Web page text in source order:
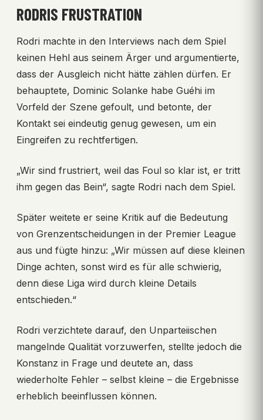
RODRIS FRUSTRATION
Rodri machte in den Interviews nach dem Spiel
keinen Hehl aus seinem Ärger und argumentierte,
dass der Ausgleich nicht hätte zählen dürfen. Er
behauptete, Dominic Solanke habe Guéhi im
Vorfeld der Szene gefoult, und betonte, der
Kontakt sei eindeutig genug gewesen, um ein
Eingreifen zu rechtfertigen.
„Wir sind frustriert, weil das Foul so klar ist, er tritt
ihm gegen das Bein“, sagte Rodri nach dem Spiel.
Später weitete er seine Kritik auf die Bedeutung
von Grenzentscheidungen in der Premier League
aus und fügte hinzu: „Wir müssen auf diese kleinen
Dinge achten, sonst wird es für alle schwierig,
denn diese Liga wird durch kleine Details
entschieden.“
Rodri verzichtete darauf, den Unparteiischen
mangelnde Qualität vorzuwerfen, stellte jedoch die
Konstanz in Frage und deutete an, dass
wiederholte Fehler – selbst kleine – die Ergebnisse
erheblich beeinflussen können.